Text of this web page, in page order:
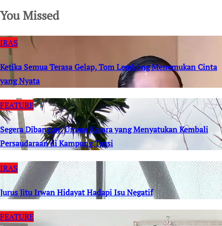
You Missed
IRAS
Ketika Semua Terasa Gelap, Tom Lembong Menemukan Cinta
yang Nyata
FEATURE
Segera Dibangun: Umma Karara yang Menyatukan Kembali
Persaudaraan di Kampung Tossi
IRAS
Jurus Jitu Irwan Hidayat Hadapi Isu Negatif
FEATURE